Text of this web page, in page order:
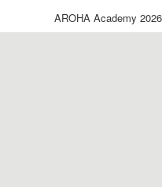
AROHA Academy